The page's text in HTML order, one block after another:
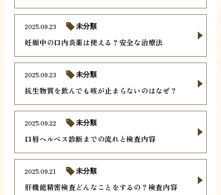
妊娠中の口内炎薬は使える？安全な治療法
2025.09.23 未分類
抗生物質を飲んでも咳が止まらないのはなぜ？
2025.09.23 未分類
口唇ヘルペス診断までの流れと検査内容
2025.09.22 未分類
肝機能精密検査どんなことをするの？検査内容
2025.09.21 未分類